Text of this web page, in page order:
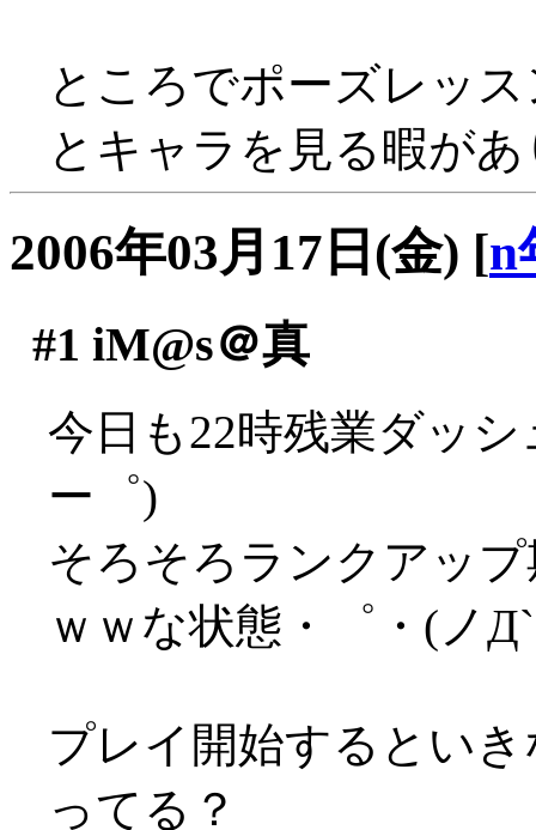
ところでポーズレッ
とキャラを見る暇が
2006年03月17日(金) [n
#1 iM@s＠真
今日も22時残業ダッ
ー゜)
そろそろランクアッ
ｗｗな状態・゜・(ノ
プレイ開始するとい
ってる？